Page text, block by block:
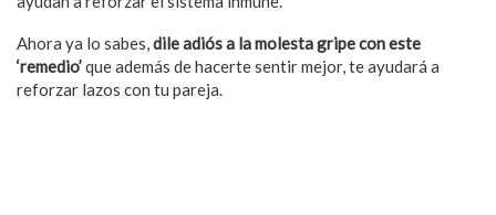
Ahora ya lo sabes,dile adiós a la molesta gripe con este
‘remedio’que además de hacerte sentir mejor, te ayudará a
reforzar lazos con tu pareja.